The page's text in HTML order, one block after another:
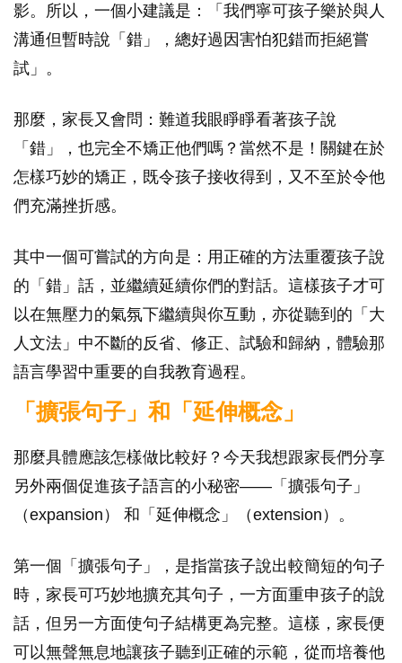
影。所以，一個小建議是：「我們寧可孩子樂於與人
溝通但暫時說「錯」，總好過因害怕犯錯而拒絕嘗
試」。
那麼，家長又會問：難道我眼睜睜看著孩子說
「錯」，也完全不矯正他們嗎？當然不是！關鍵在於
怎樣巧妙的矯正，既令孩子接收得到，又不至於令他
們充滿挫折感。
其中一個可嘗試的方向是：用正確的方法重覆孩子說
的「錯」話，並繼續延續你們的對話。這樣孩子才可
以在無壓力的氣氛下繼續與你互動，亦從聽到的「大
人文法」中不斷的反省、修正、試驗和歸納，體驗那
語言學習中重要的自我教育過程。
「擴張句子」和「延伸概念」
那麼具體應該怎樣做比較好？今天我想跟家長們分享
另外兩個促進孩子語言的小秘密——「擴張句子」
（expansion） 和「延伸概念」（extension）。
第一個「擴張句子」，是指當孩子說出較簡短的句子
時，家長可巧妙地擴充其句子，一方面重申孩子的說
話，但另一方面使句子結構更為完整。這樣，家長便
可以無聲無息地讓孩子聽到正確的示範，從而培養他